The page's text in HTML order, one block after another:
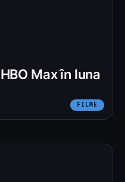
Max în luna
FILME